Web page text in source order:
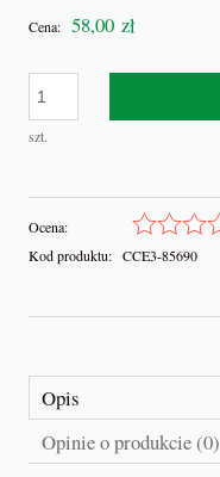
Cena: 58,00 zł
szt.
Ocena:
Kod produktu: CCE3-85690
Opis
Opinie o produkcie (0)